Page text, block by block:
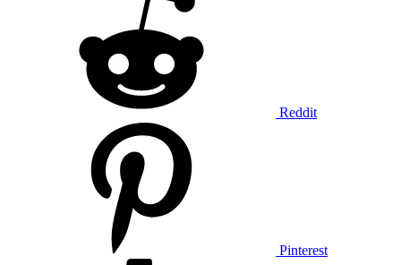
Reddit
Pinterest